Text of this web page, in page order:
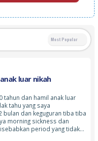
Most Popular
luar nikah
tahun dan hamil anak luar
tahu yang saya
bulan dan keguguran tiba tiba
morning sickness dan
period yang tidak…